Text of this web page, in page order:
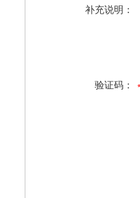
补充说明：
验证码：